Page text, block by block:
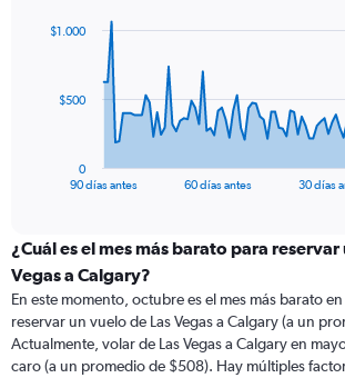
data
The
categories.
Range:
91
categories.
The
chart
has
90 días antes 60 días antes 30 días
0
$500
$1.000
¿Cuál es el mes más barato para reservar
Vegas a Calgary?
En este momento, octubre es el mes más barato
reservar un vuelo de Las Vegas a Calgary (a un
Actualmente, volar de Las Vegas a Calgary en
caro (a un promedio de $508). Hay múltiples